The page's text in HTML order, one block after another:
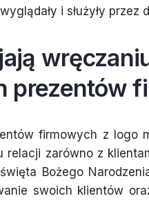
i służyły przez
prezentów
firmowych z logo
relacji zarówno z
Bożego
swoich klientów